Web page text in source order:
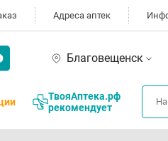
Адреса аптек
Благовещенск
ТвояАптека.рф
рекомендует